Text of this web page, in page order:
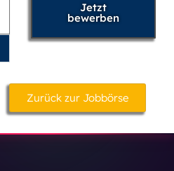
Jetzt
bewerben
Zurück zur Jobbörse